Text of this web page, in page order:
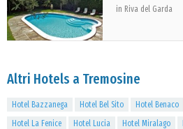
in Riva del Garda
Altri Hotels a Tremosine
Hotel Bazzanega Hotel Bel Sito Hotel Benaco
Hotel La Fenice
Hotel Lucia Hotel Miralago